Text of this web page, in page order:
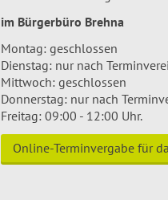
im Bürgerbüro Brehna
Montag: geschlossen
Dienstag: nur nach
Mittwoch: geschlossen
Donnerstag: nur nach
Freitag: 09:00 - 12:00 Uhr.
Online-Terminvergabe für